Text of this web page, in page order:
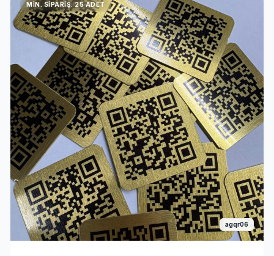
MIN. SIPARIŞ: 25 ADET
agqr06